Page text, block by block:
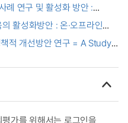
to-one Instrumental
례 연구 및 활성화 방안 :
school district : Focusing
활성화방안 : 온·오프라인
: Focusing on online and
적 개선방안 연구 = A Study
가를 위해서는 로그인을